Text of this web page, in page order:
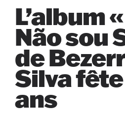
L’album
Não sou
de
Silva
ans